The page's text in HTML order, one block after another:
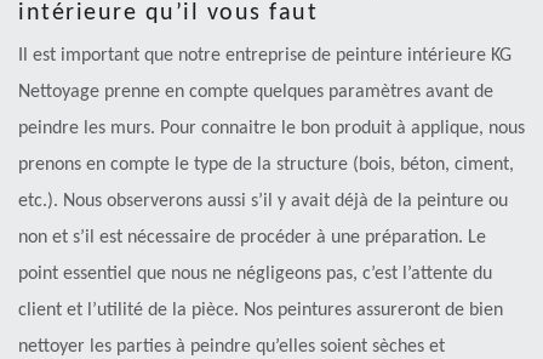
intérieure qu’il vous faut
Il est important que notre entreprise de peinture intérieure KG
Nettoyage prenne en compte quelques paramètres avant de
peindre les murs. Pour connaitre le bon produit à applique, nous
prenons en compte le type de la structure (bois, béton, ciment,
etc.). Nous observerons aussi s’il y avait déjà de la peinture ou
non et s’il est nécessaire de procéder à une préparation. Le
point essentiel que nous ne négligeons pas, c’est l’attente du
client et l’utilité de la pièce. Nos peintures assureront de bien
nettoyer les parties à peindre qu’elles soient sèches et